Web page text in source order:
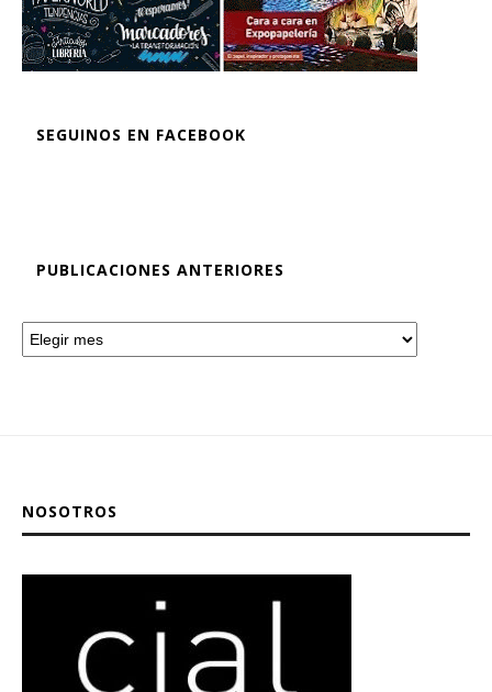
SEGUINOS EN FACEBOOK
PUBLICACIONES ANTERIORES
NOSOTROS